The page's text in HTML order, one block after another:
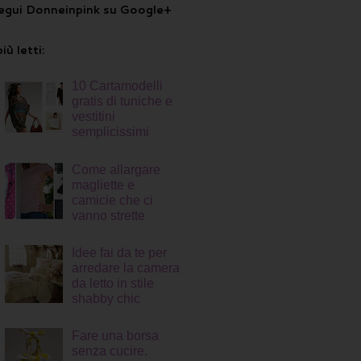
Donneinpink su Google+
letti:
10 Cartamodelli
gratis di tuniche e
vestitini
semplicissimi
Come allargare
magliette e
camicie che ci
vanno strette
Idee fai da te per
arredare la camera
da letto in stile
shabby chic
Fare una borsa
senza cucire.